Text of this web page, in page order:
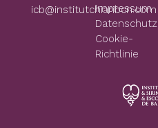
icb@institutchiaribcn.com
Impressum
Cookie-
Richtlinie